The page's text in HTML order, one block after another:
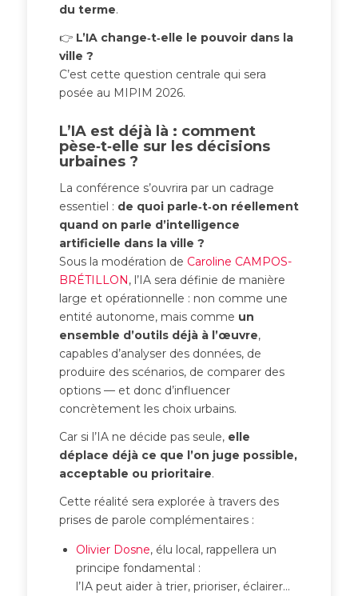
du terme.
👉 L’IA change‑t‑elle le pouvoir dans la
ville ?
C’est cette question centrale qui sera
posée au MIPIM 2026.
L’IA est déjà là : comment
pèse‑t‑elle sur les décisions
urbaines ?
La conférence s’ouvrira par un cadrage
essentiel : de quoi parle‑t‑on réellement
quand on parle d’intelligence
artificielle dans la ville ?
Sous la modération de Caroline CAMPOS-
BRÉTILLON, l’IA sera définie de manière
large et opérationnelle : non comme une
entité autonome, mais comme un
ensemble d’outils déjà à l’œuvre,
capables d’analyser des données, de
produire des scénarios, de comparer des
options — et donc d’influencer
concrètement les choix urbains.
Car si l’IA ne décide pas seule, elle
déplace déjà ce que l’on juge possible,
acceptable ou prioritaire.
Cette réalité sera explorée à travers des
prises de parole complémentaires :
Olivier Dosne, élu local, rappellera un
principe fondamental :
l’IA peut aider à trier, prioriser, éclairer…